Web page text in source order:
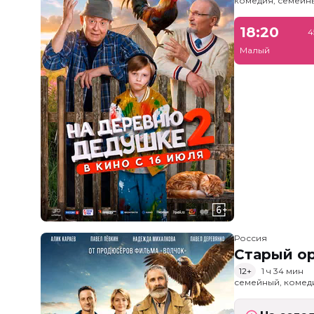
18:20
Малый
Россия
Старый
12+
1 ч 34 мин
семейный,